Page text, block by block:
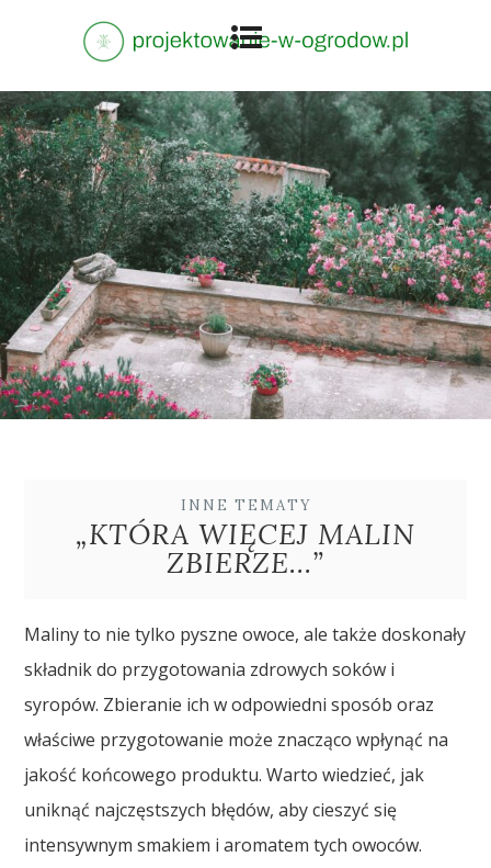
INNE TEMATY
„KTÓRA WIĘCEJ MALIN
ZBIERZE…”
Maliny to nie tylko pyszne owoce, ale także doskonały
składnik do przygotowania zdrowych soków i
syropów. Zbieranie ich w odpowiedni sposób oraz
właściwe przygotowanie może znacząco wpłynąć na
jakość końcowego produktu. Warto wiedzieć, jak
uniknąć najczęstszych błędów, aby cieszyć się
intensywnym smakiem i aromatem tych owoców.